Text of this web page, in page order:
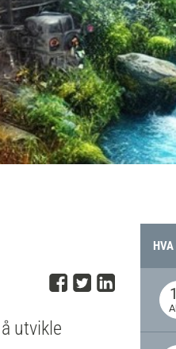
Del på
Del på
Del på
utvikle
HVA